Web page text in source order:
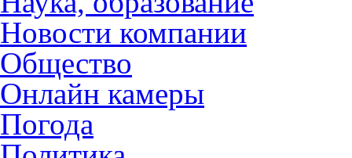
Новости компании
Общество
Онлайн камеры
Погода